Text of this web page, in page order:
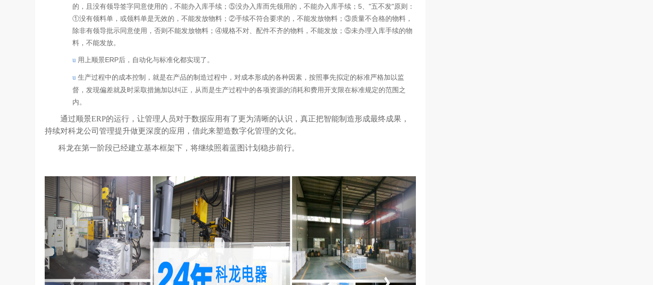
的，且没有领导签字同意使用的，不能办入库手续；⑤没办入库而先领用的，不能办入库手续；5、"五不发"原则：
①没有领料单，或领料单是无效的，不能发放物料；②手续不符合要求的，不能发放物料；③质量不合格的物料，
除非有领导批示同意使用，否则不能发放物料；④规格不对、配件不齐的物料，不能发放；⑤未办理入库手续的物
料，不能发放。
u 用上顺景ERP后，自动化与标准化都实现了。
u 生产过程中的成本控制，就是在产品的制造过程中，对成本形成的各种因素，按照事先拟定的标准严格加以监
督，发现偏差就及时采取措施加以纠正，从而是生产过程中的各项资源的消耗和费用开支限在标准规定的范围之
内。
通过顺景ERP的运行，让管理人员对于数据应用有了更为清晰的认识，真正把智能制造形成最终成果，
持续对科龙公司管理提升做更深度的应用，借此来塑造数字化管理的文化。
科龙在第一阶段已经建立基本框架下，将继续照着蓝图计划稳步前行。